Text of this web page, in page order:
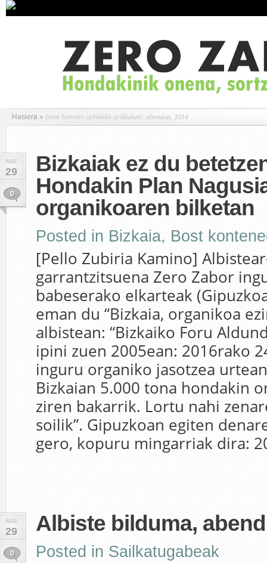
Hasiera » Data honetan egindako artikuluak: abendua, 2014
ABE
29
0
Bizkaiak ez du
Hondakin Plan
organikoaren bilketan
Posted in Bizkaia, Bost
[Pello Zubiria Kamino]
garrantzitsuena Zero Zabor
babeserako elkarteak
eman du “Bizkaia, organikoa
albistean: “Bizkaiko Foru
ipini zuen 2005ean: 2016rako
inguru organiko jasotzea
Bizkaian 5.000 tona hondakin
ziren bakarrik. Lortu nahi
soilik”. Gipuzkoan egiten
gero, kopuru mingarriak dira:
ABE
29
0
Albiste bilduma,
Posted in Sailkatugabeak